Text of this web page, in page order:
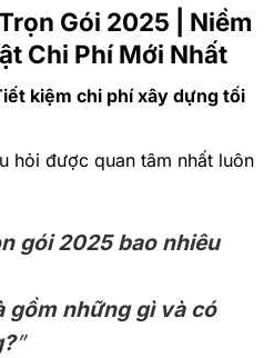
Gói 2025 | Niềm
Chi Phí Mới Nhất
kiệm chi phí xây dựng tối
hỏi được quan tâm nhất luôn
gói 2025 bao nhiêu
gồm những gì và có
”